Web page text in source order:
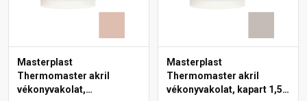
Masterplast
Thermomaster akril
vékonyvakolat,
Masterplast
Thermomaster akril
vékonyvakolat, kapart 1,5